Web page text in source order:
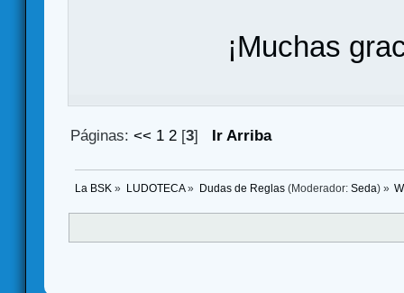
¡Muchas
Páginas:<< 1 2 [3] Ir Arriba
La BSK » LUDOTECA» Dudas de Reglas(Moderador: Seda) »